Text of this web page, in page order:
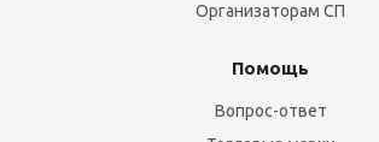
Организаторам СП
Помощь
Вопрос-ответ